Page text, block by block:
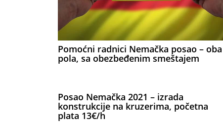
Pomoćni radnici Nemačka posao – oba
pola, sa obezbeđenim smeštajem
Posao Nemačka 2021 – izrada
konstrukcije na kruzerima, početna
plata 13€/h